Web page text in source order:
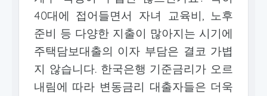
40대에 접어들면서 자녀 교육비, 노후
준비 등 다양한 지출이 많아지는 시기에
주택담보대출의 이자 부담은 결코 가볍
지 않습니다. 한국은행 기준금리가 오르
내림에 따라 변동금리 대출자들은 더욱